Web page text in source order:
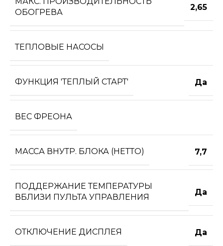
ОБОГРЕВА
2,65
ТЕПЛОВЫЕ НАСОСЫ
ФУНКЦИЯ 'ТЕПЛЫЙ СТАРТ' Да
ВЕС ФРЕОНА
МАССА ВНУТР. БЛОКА (НЕТТО) 7,7
ПОДДЕРЖАНИЕ ТЕМПЕРАТУРЫ
ВБЛИЗИ ПУЛЬТА УПРАВЛЕНИЯ
Да
ОТКЛЮЧЕНИЕ ДИСПЛЕЯ Да